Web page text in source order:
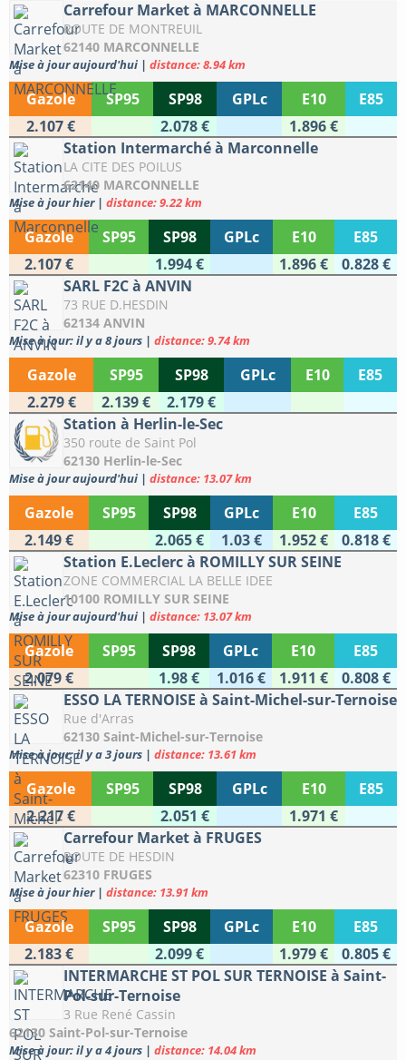
Carrefour Market à MARCONNELLE
ROUTE DE MONTREUIL
62140 MARCONNELLE
Mise à jour aujourd'hui | distance: 8.94 km
Gazole SP95 SP98 GPLc E10
E85
2.107 €
2.078 €
1.896 €
Station Intermarché à Marconnelle
LA CITE DES POILUS
62140 MARCONNELLE
Mise à jour hier | distance: 9.22 km
Gazole SP95 SP98 GPLc E10
E85
2.107 €
1.994 € 1.896 €
0.828 €
SARL F2C à ANVIN
73 RUE D.HESDIN
62134 ANVIN
Mise à jour: il y a 8 jours | distance: 9.74 km
Gazole SP95 SP98 GPLc E10
E85
2.279 €
2.139 €
2.179 €
Station à Herlin-le-Sec
350 route de Saint Pol
62130 Herlin-le-Sec
Mise à jour aujourd'hui | distance: 13.07 km
Gazole SP95 SP98 GPLc E10
E85
2.149 €
2.065 € 1.03 € 1.952 €
0.818 €
Station E.Leclerc à ROMILLY SUR SEINE
ZONE COMMERCIAL LA BELLE IDEE
10100 ROMILLY SUR SEINE
Mise à jour aujourd'hui | distance: 13.07 km
Gazole SP95 SP98 GPLc E10
E85
2.079 €
1.98 € 1.016 € 1.911 €
0.808 €
ESSO LA TERNOISE à Saint-Michel-sur-Ternoise
Rue d'Arras
62130 Saint-Michel-sur-Ternoise
Mise à jour: il y a 3 jours | distance: 13.61 km
Gazole SP95 SP98 GPLc E10
E85
2.217 €
2.051 €
1.971 €
Carrefour Market à FRUGES
ROUTE DE HESDIN
62310 FRUGES
Mise à jour hier | distance: 13.91 km
Gazole SP95 SP98 GPLc E10
E85
2.183 €
2.099 € 1.979 €
0.805 €
INTERMARCHE ST POL SUR TERNOISE à Saint-
Pol-sur-Ternoise
3 Rue René Cassin
62130 Saint-Pol-sur-Ternoise
Mise à jour: il y a 4 jours | distance: 14.04 km